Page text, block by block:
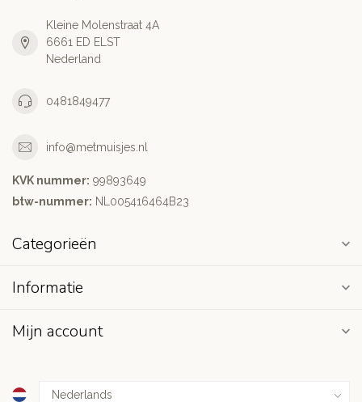
Kleine Molenstraat 4A
6661 ED ELST
Nederland
0481849477
info@metmuisjes.nl
KVK nummer: 99893649
btw-nummer: NL005416464B23
Categorieën
Informatie
Mijn account